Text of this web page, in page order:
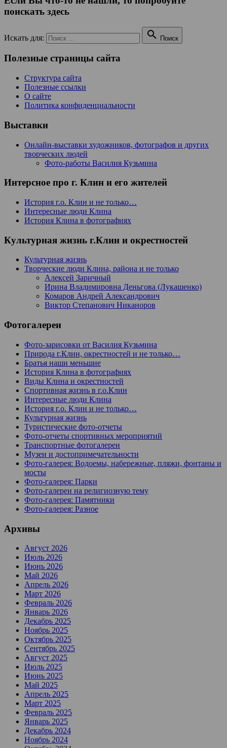
поискать здесь
Искать для:  Поиск
Полезные страницы сайта
Структура сайта
Полезные ссылки
О сайте
Политика конфиденциальности
Выставки
Онлайн-выставки художников, фотографов и других
творческих людей
Фото-работы Василия Кузьмина
Интерсное про г. Клин и его жителей
История г.о. Клин и не только…
Интересные люди Клина
История Клина в фотографиях
Культурная жизнь г.Клин и окрестностей
Культурная жизнь
Творческие люди Клина, района и не только
Алексей Заричный
Ирина Владимировна Деньгова (Лукашенко)
Комаров Андрей Александрович
Виктор Степанович Никаноров
Фотогалереи
Фото-зарисовки от Василия Кузьмина
Природа г.Клин, окрестностей и не только…
Братья наши меньшие
История Клина в фотографиях
Виды Клина и окрестностей
Спортивная жизнь в г.о.Клин
Интересные люди Клина
История г.о. Клин и не только…
Культурная жизнь
Туристические фото-отчеты
Фото-отчеты спортивных мероприятий
Транспортные фотогалереи
Музеи и достопримечательности
Фото-галерея: Водоемы, набережные, пляжи, фонтаны и
мосты
Фото-галерея: Парки
Фото-галереи на религиозную тему
Фото-галерея: Памятники
Фото-галерея: Разное
Архивы
Август 2026
Июль 2026
Июнь 2026
Май 2026
Апрель 2026
Март 2026
Февраль 2026
Январь 2026
Декабрь 2025
Ноябрь 2025
Октябрь 2025
Сентябрь 2025
Август 2025
Июль 2025
Июнь 2025
Май 2025
Апрель 2025
Март 2025
Февраль 2025
Январь 2025
Декабрь 2024
Ноябрь 2024